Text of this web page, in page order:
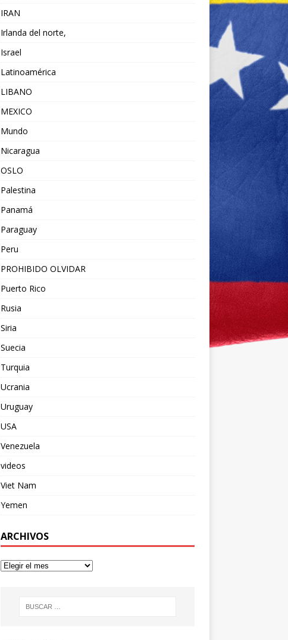
IRAN
Irlanda del norte,
Israel
Latinoamérica
LIBANO
MEXICO
Mundo
Nicaragua
OSLO
Palestina
Panamá
Paraguay
Peru
PROHIBIDO OLVIDAR
Puerto Rico
Rusia
Siria
Suecia
Turquia
Ucrania
Uruguay
USA
Venezuela
videos
Viet Nam
Yemen
ARCHIVOS